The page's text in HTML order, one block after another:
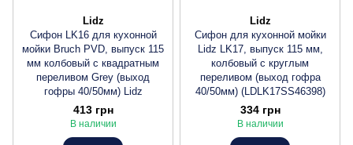
Lidz
Сифон LK16 для кухонной
мойки Bruch PVD, выпуск 115
мм колбовый с квадратным
переливом Grey (выход
гофры 40/50мм) Lidz
413 грн
В наличии
Lidz
Сифон для кухонной мойки
Lidz LK17, выпуск 115 мм,
колбовый с круглым
переливом (выход гофра
40/50мм) (LDLK17SS46398)
334 грн
В наличии